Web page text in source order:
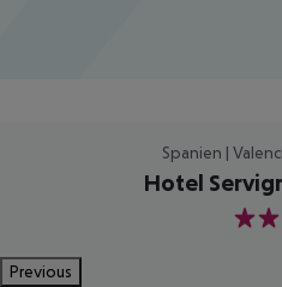
Spanien |
Hotel
3
Previous